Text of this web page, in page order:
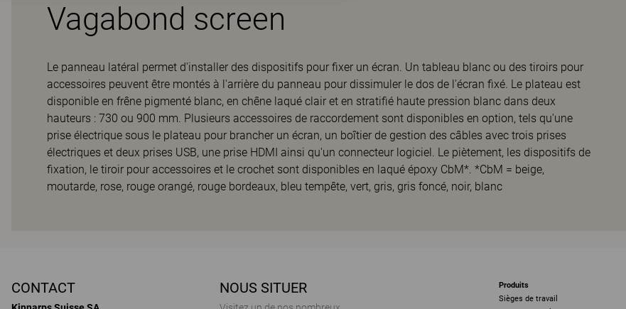
Vagabond screen
Le panneau latéral permet d'installer des dispositifs pour fixer un écran. Un tableau blanc ou des tiroirs pour
accessoires peuvent être montés à l'arrière du panneau pour dissimuler le dos de l'écran fixé. Le plateau est
disponible en frêne pigmenté blanc, en chêne laqué clair et en stratifié haute pression blanc dans deux
hauteurs : 730 ou 900 mm. Plusieurs accessoires de raccordement sont disponibles en option, tels qu'une
prise électrique sous le plateau pour brancher un écran, un boîtier de gestion des câbles avec trois prises
électriques et deux prises USB, une prise HDMI ainsi qu'un connecteur logiciel. Le piètement, les dispositifs de
fixation, le tiroir pour accessoires et le crochet sont disponibles en laqué époxy CbM*. *CbM = beige,
moutarde, rose, rouge orangé, rouge bordeaux, bleu tempête, vert, gris, gris foncé, noir, blanc
CONTACT NOUS SITUER
Produits
Sièges de travail